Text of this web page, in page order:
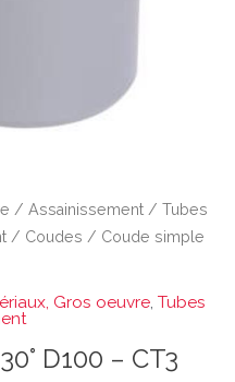
/ Assainissement / Tubes
/ Coudes / Coude simple
Gros oeuvre, Tubes
D100 – CT3